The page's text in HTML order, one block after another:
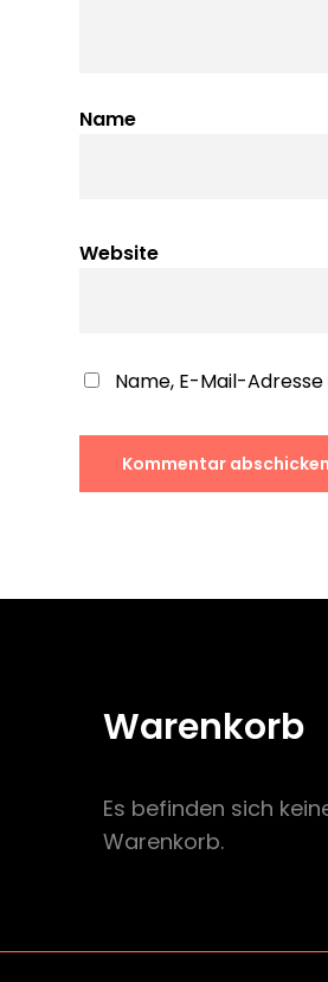
Name
Website
Name, E-Mail-
Warenkorb
Es befinden sich
Warenkorb.